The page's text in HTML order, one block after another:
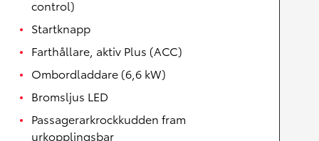
control)
Startknapp
Farthållare, aktiv Plus (ACC)
Ombordladdare (6,6 kW)
Bromsljus LED
Passagerarkrockkudden fram
urkopplingsbar